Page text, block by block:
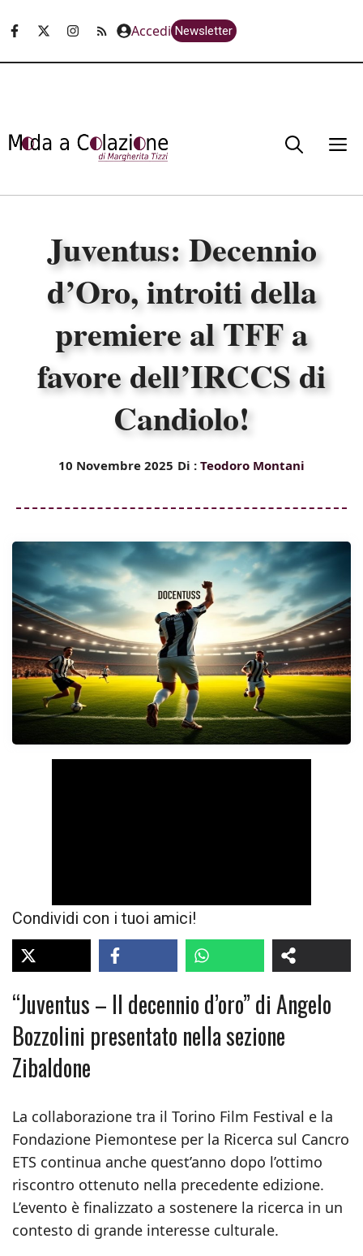
Accedi Newsletter
Juventus: Decennio
d’Oro, introiti della
premiere al TFF a
favore dell’IRCCS di
Candiolo!
10 Novembre 2025 Di : Teodoro Montani
Condividi con i tuoi amici!
“Juventus – Il decennio d’oro” di Angelo
Bozzolini presentato nella sezione
Zibaldone
La collaborazione tra il Torino Film Festival e la
Fondazione Piemontese per la Ricerca sul Cancro
ETS continua anche quest’anno dopo l’ottimo
riscontro ottenuto nella precedente edizione.
L’evento è finalizzato a sostenere la ricerca in un
contesto di grande interesse culturale.